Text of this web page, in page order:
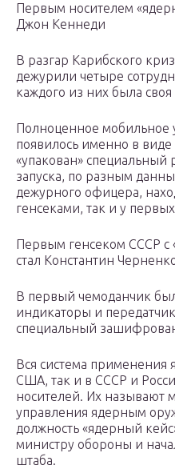
Первым носителем
Джон Кеннеди
В разгар Карибского
дежурили четыре
каждого из них была своя
Полноценное мобильное
появилось именно в
«упакован» специальный
запуска, по разным
дежурного офицера,
генсеками, так и у
Первым генсеком СССР с
стал Константин
В первый чемоданчик
индикаторы и
специальный
Вся система применения
США, так и в СССР и
носителей. Их называют
управления ядерным
должность «ядерный
министру обороны и
штаба.